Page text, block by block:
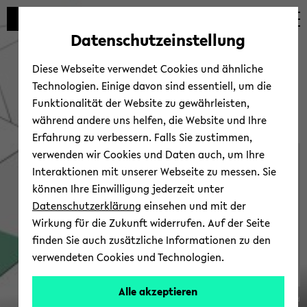
Automatische
vermeiden
zum
wechseln
zum
wechseln
zum
wechseln
Ver­an­stal­tun­gen
SFB
Datenschutzeinstellung
Diese Webseite verwendet Cookies und ähnliche
Technologien. Einige davon sind essentiell, um die
Funktionalität der Website zu gewährleisten,
während andere uns helfen, die Website und Ihre
Erfahrung zu verbessern. Falls Sie zustimmen,
verwenden wir Cookies und Daten auch, um Ihre
Interaktionen mit unserer Webseite zu messen. Sie
können Ihre Einwilligung jederzeit unter
Datenschutzerklärung einsehen und mit der
Wirkung für die Zukunft widerrufen. Auf der Seite
finden Sie auch zusätzliche Informationen zu den
verwendeten Cookies und Technologien.
Alle akzeptieren